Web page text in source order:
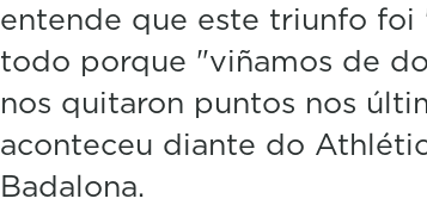
0
entende que este triunfo
todo porque "viñamos de
nos quitaron puntos nos
aconteceu diante do
Badalona.